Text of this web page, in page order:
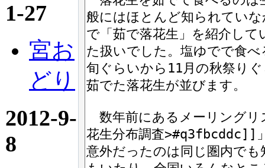
1-27
宮お
どり
2012-9-
8